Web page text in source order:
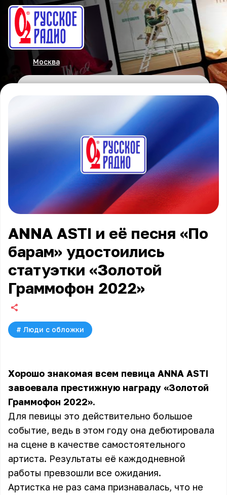
Москва
ANNA ASTI и её песня «По
барам» удостоились
статуэтки «Золотой
Граммофон 2022»
# Люди с обложки
Хорошо знакомая всем певица ANNA ASTI
завоевала престижную награду «Золотой
Граммофон 2022».
Для певицы это действительно большое
событие, ведь в этом году она дебютировала
на сцене в качестве самостоятельного
артиста. Результаты её каждодневной
работы превзошли все ожидания.
Артистка не раз сама признавалась, что не